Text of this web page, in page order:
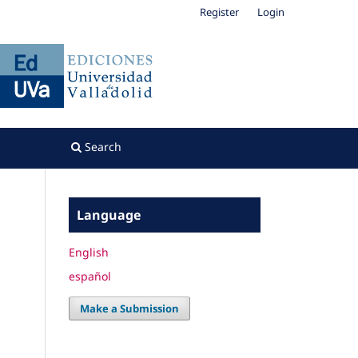
Search
Register Login
Language
English
español
Make a Submission